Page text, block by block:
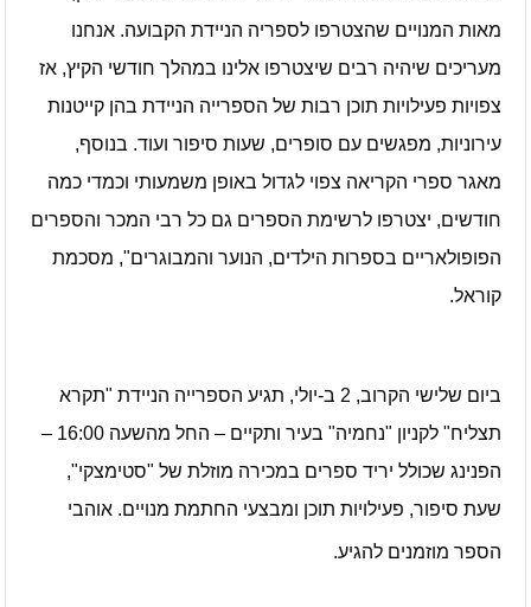
מאות המנויים שהצטרפו לספריה הניידת הקבועה. אנחנו
מעריכים שיהיה רבים שיצטרפו אלינו במהלך חודשי הקיץ, אז
צפויות פעילויות תוכן רבות של הספרייה הניידת בהן קייטנות
עירוניות, מפגשים עם סופרים, שעות סיפור ועוד. בנוסף,
מאגר ספרי הקריאה צפוי לגדול באופן משמעותי וכמדי כמה
חודשים, יצטרפו לרשימת הספרים גם כל רבי המכר והספרים
הפופולאריים בספרות הילדים, הנוער והמבוגרים", מסכמת
קוראל.
ביום שלישי הקרוב, 2 ב-יולי, תגיע הספרייה הניידת "תקרא
תצליח" לקניון "נחמיה" בעיר ותקיים – החל מהשעה 16:00 –
הפנינג שכולל יריד ספרים במכירה מוזלת של "סטימצקי",
שעת סיפור, פעילויות תוכן ומבצעי החתמת מנויים. אוהבי
הספר מוזמנים להגיע.